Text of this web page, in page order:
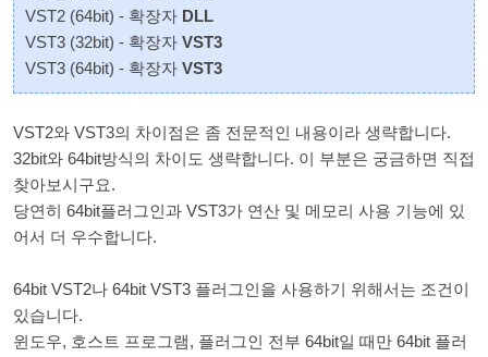
VST2 (64bit) - 확장자 DLL
VST3 (32bit) - 확장자 VST3
VST3 (64bit) - 확장자 VST3
VST2와 VST3의 차이점은 좀 전문적인 내용이라 생략합니다.
32bit와 64bit방식의 차이도 생략합니다. 이 부분은 궁금하면 직접
찾아보시구요.
당연히 64bit플러그인과 VST3가 연산 및 메모리 사용 기능에 있
어서 더 우수합니다.
64bit VST2나 64bit VST3 플러그인을 사용하기 위해서는 조건이
있습니다.
윈도우, 호스트 프로그램, 플러그인 전부 64bit일 때만 64bit 플러